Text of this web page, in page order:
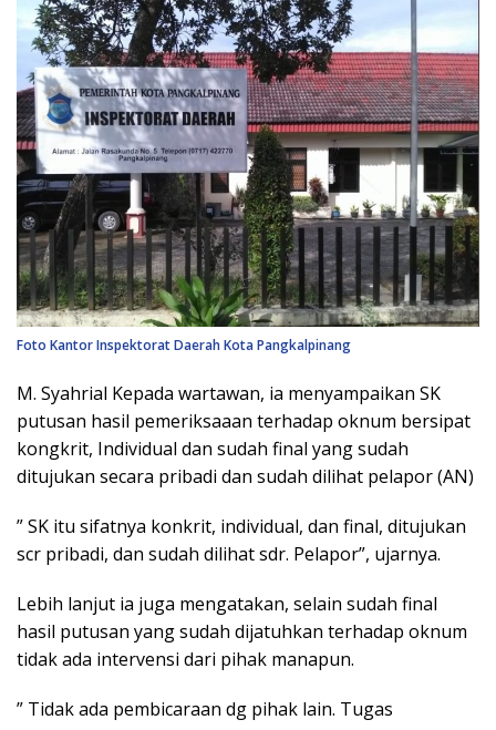
Foto Kantor Inspektorat Daerah Kota Pangkalpinang
M. Syahrial Kepada wartawan, ia menyampaikan SK
putusan hasil pemeriksaaan terhadap oknum bersipat
kongkrit, Individual dan sudah final yang sudah
ditujukan secara pribadi dan sudah dilihat pelapor (AN)
” SK itu sifatnya konkrit, individual, dan final, ditujukan
scr pribadi, dan sudah dilihat sdr. Pelapor”, ujarnya.
Lebih lanjut ia juga mengatakan, selain sudah final
hasil putusan yang sudah dijatuhkan terhadap oknum
tidak ada intervensi dari pihak manapun.
” Tidak ada pembicaraan dg pihak lain. Tugas